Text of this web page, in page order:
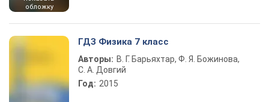
обложку
ГДЗ Физика 7 класс
Авторы: В. Г. Барьяхтар, Ф. Я. Божинова,
С. А. Довгий
Год: 2015